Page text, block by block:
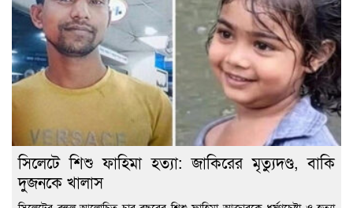
সিলেটে শিশু ফাহিমা হত্যা: জাকিরের মৃত্যুদণ্ড, বাকি
দুজনকে খালাস